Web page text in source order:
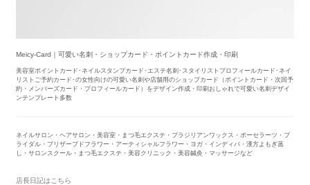
Meicy-Card｜可愛い名刺・ショップカード・ポイントカード作成・印刷
美容室ポイントカード･ネイルスタンプカード･エステ名刺･スタイリストプロフィールカード･ネイ
リストご予約カード･の女性向けの可愛い名刺や店舗用のショップカード（ポイントカード・次回予
約・メンバーズカード・プロフィールカード）をデザイン作成・印刷おしゃれで可愛い名刺デザイ
ンテンプレート多数
ネイルサロン・ヘアサロン・美容室・まつ毛エクステ・ブラジリアンワックス・ポーセラーツ・ブ
ライダル・ブリザーブドフラワー・アーティシャルフラワー・ヨガ・インディバ・漢方よもぎ蒸
し・サロンスクール・まつ毛エクステ・美容クリニック・美容鍼灸・マッサージなど
店長日記はこちら